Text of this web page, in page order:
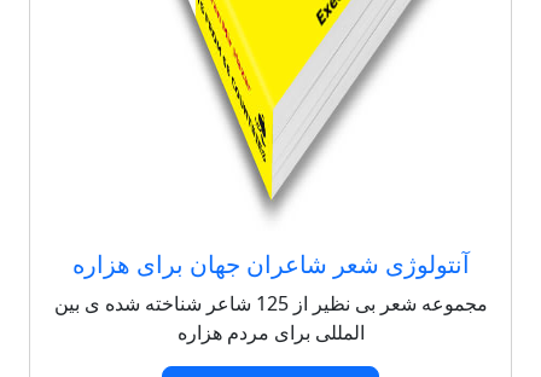
آنتولوژی شعر شاعران جهان برای هزاره
مجموعه شعر بی نظیر از 125 شاعر شناخته شده ی بین
المللی برای مردم هزاره